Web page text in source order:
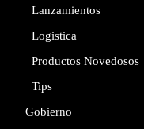
Lanzamientos
Logistica
Productos Novedosos
Tips
Gobierno